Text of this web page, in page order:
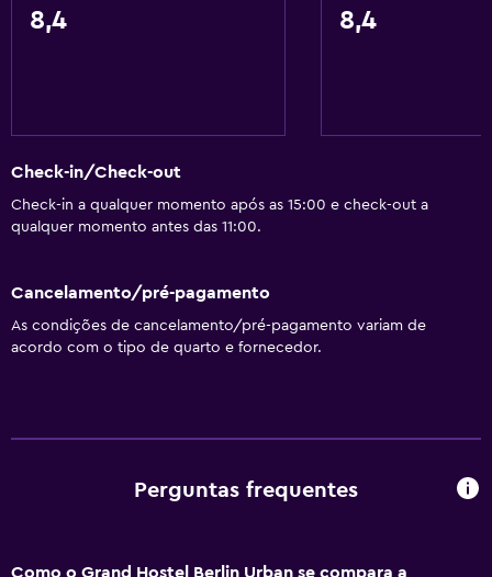
8,4 8,4
Check-in/Check-out
Check-in a qualquer momento após as 15:00 e check-out a
qualquer momento antes das 11:00.
Cancelamento/pré-pagamento
As condições de cancelamento/pré-pagamento variam de
acordo com o tipo de quarto e fornecedor.
Perguntas frequentes
Como o Grand Hostel Berlin Urban se compara a